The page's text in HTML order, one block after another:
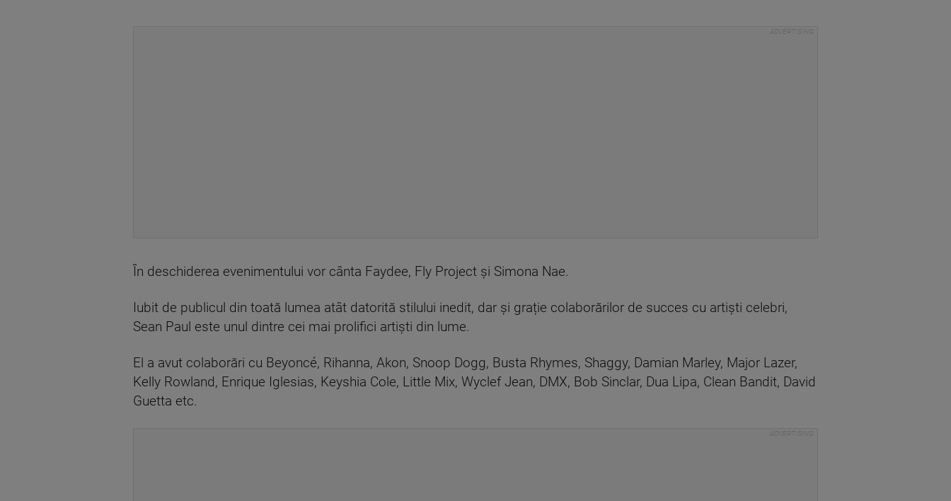
În deschiderea evenimentului vor cânta Faydee, Fly Project și Simona Nae.
Iubit de publicul din toată lumea atât datorită stilului inedit, dar și grație colaborărilor de succes cu artiști celebri,
Sean Paul este unul dintre cei mai prolifici artiști din lume.
El a avut colaborări cu Beyoncé, Rihanna, Akon, Snoop Dogg, Busta Rhymes, Shaggy, Damian Marley, Major Lazer,
Kelly Rowland, Enrique Iglesias, Keyshia Cole, Little Mix, Wyclef Jean, DMX, Bob Sinclar, Dua Lipa, Clean Bandit, David
Guetta etc.